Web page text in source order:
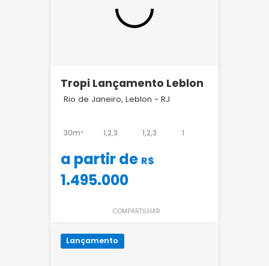
Tropi Lançamento Leblon
Rio de Janeiro, Leblon - RJ
30m² 1,2,3 1,2,3 1
a partir de R$
1.495.000
COMPARTILHAR
Lançamento